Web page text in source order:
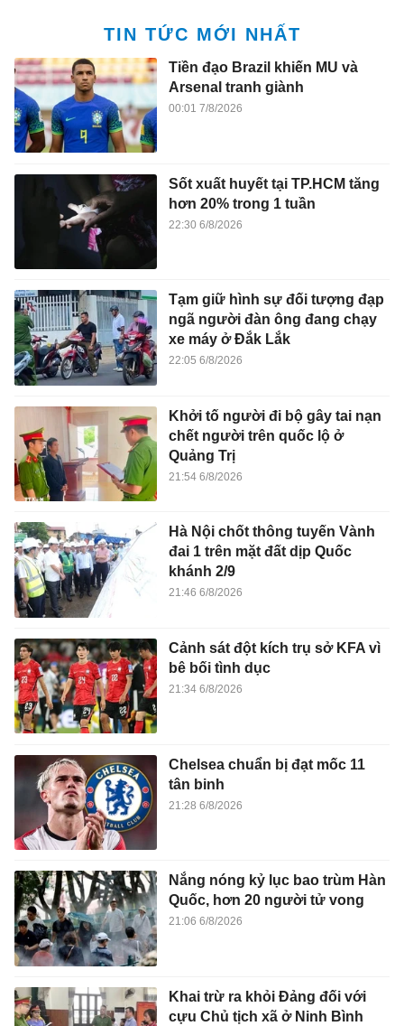
TIN TỨC MỚI NHẤT
Tiền đạo Brazil khiến MU và
Arsenal tranh giành
00:01 7/8/2026
Sốt xuất huyết tại TP.HCM tăng
hơn 20% trong 1 tuần
22:30 6/8/2026
Tạm giữ hình sự đối tượng đạp
ngã người đàn ông đang chạy
xe máy ở Đắk Lắk
22:05 6/8/2026
Khởi tố người đi bộ gây tai nạn
chết người trên quốc lộ ở
Quảng Trị
21:54 6/8/2026
Hà Nội chốt thông tuyến Vành
đai 1 trên mặt đất dịp Quốc
khánh 2/9
21:46 6/8/2026
Cảnh sát đột kích trụ sở KFA vì
bê bối tình dục
21:34 6/8/2026
Chelsea chuẩn bị đạt mốc 11
tân binh
21:28 6/8/2026
Nắng nóng kỷ lục bao trùm Hàn
Quốc, hơn 20 người tử vong
21:06 6/8/2026
Khai trừ ra khỏi Đảng đối với
cựu Chủ tịch xã ở Ninh Bình